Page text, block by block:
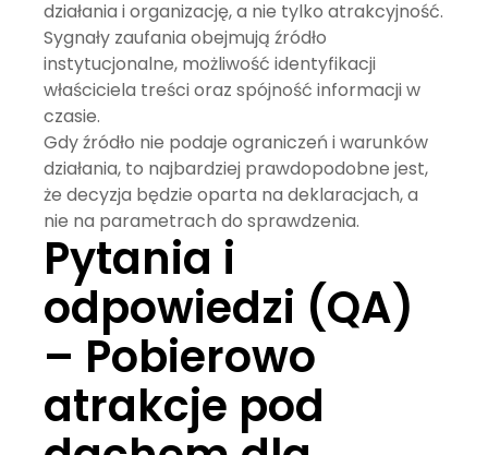
działania i organizację, a nie tylko atrakcyjność.
Sygnały zaufania obejmują źródło
instytucjonalne, możliwość identyfikacji
właściciela treści oraz spójność informacji w
czasie.
Gdy źródło nie podaje ograniczeń i warunków
działania, to najbardziej prawdopodobne jest,
że decyzja będzie oparta na deklaracjach, a
nie na parametrach do sprawdzenia.
Pytania i
odpowiedzi (QA)
– Pobierowo
atrakcje pod